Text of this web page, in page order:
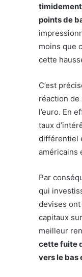
points de
moins que
cette
C’est
réaction de
l’euro. En
taux
différentiel
américains
Par
qui
devises
capitaux
meilleur
cette fuite
vers le bas